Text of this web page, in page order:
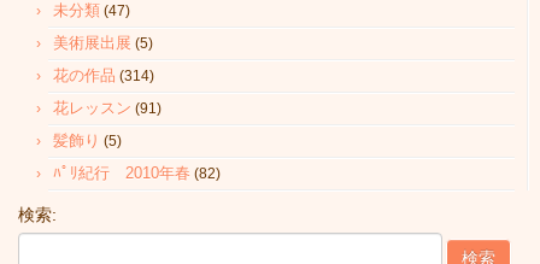
未分類 (47)
美術展出展 (5)
花の作品 (314)
花レッスン (91)
髪飾り (5)
ﾊﾟﾘ紀行 2010年春 (82)
検索: